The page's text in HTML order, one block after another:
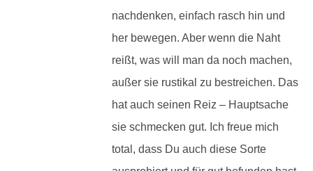
nachdenken, einfach rasch hin und
her bewegen. Aber wenn die Naht
reißt, was will man da noch machen,
außer sie rustikal zu bestreichen. Das
hat auch seinen Reiz – Hauptsache
sie schmecken gut. Ich freue mich
total, dass Du auch diese Sorte